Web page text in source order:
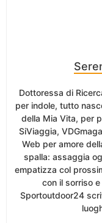
Dottoressa di
per indole, tutto
della Mia Vita, per
SiViaggia,
Web per amore
spalla: assaggia
empatizza col
con il sorriso
Sportoutdoor24